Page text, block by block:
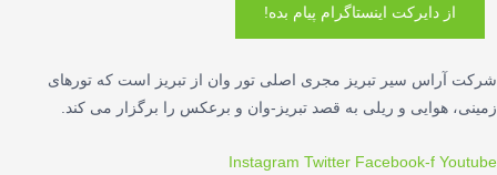
از دایرکت اینستاگرام پیام بده!
شرکت آراس سیر تبریز مجری اصلی تور وان از تبریز است که تورهای
زمینی، هوایی و ریلی به قصد تبریز-وان و برعکس را برگزار می کند.
Instagram Twitter Facebook-f Youtube